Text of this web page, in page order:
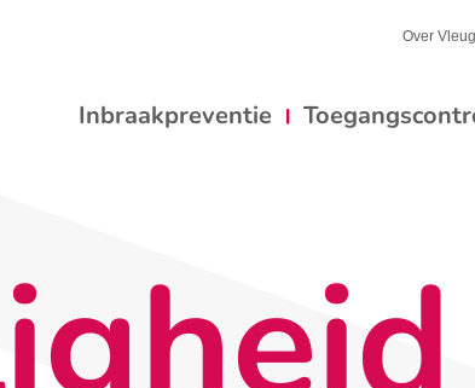
Over
Inbraakpreventie